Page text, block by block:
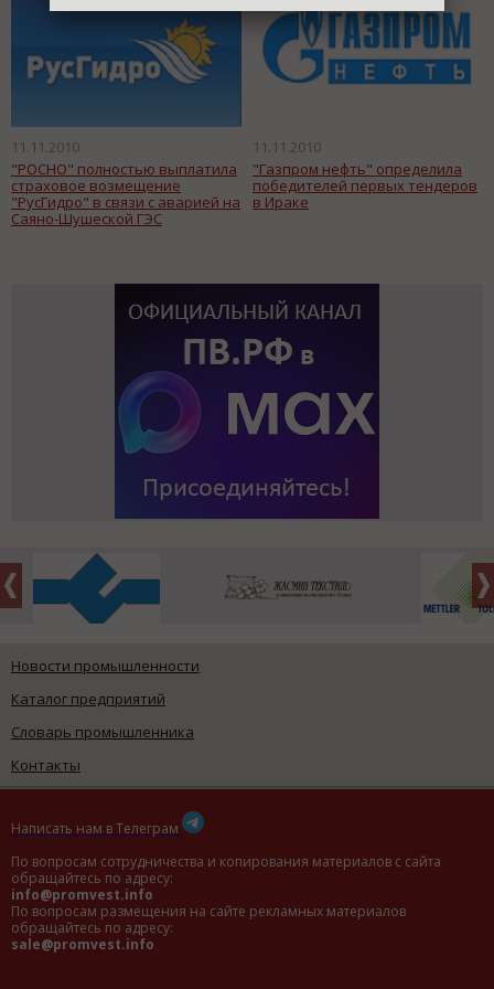
11.11.2010
"РОСНО" полностью выплатила
страховое возмещение
"РусГидро" в связи с аварией на
Саяно-Шушеской ГЭС
11.11.2010
"Газпром нефть" определила
победителей первых тендеров
в Ираке
Новости промышленности
Каталог предприятий
Словарь промышленника
Контакты
Написать нам в Телеграм
По вопросам сотрудничества и копирования материалов с сайта
обращайтесь по адресу:
info@promvest.info
По вопросам размещения на сайте рекламных материалов
обращайтесь по адресу:
sale@promvest.info